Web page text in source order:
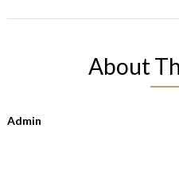
About
Admin